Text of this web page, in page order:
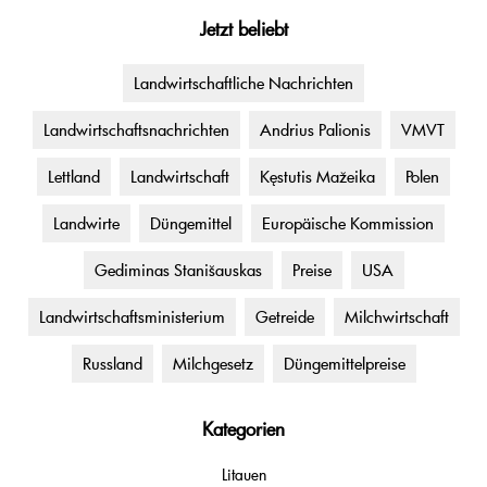
Jetzt beliebt
Landwirtschaftliche Nachrichten
Landwirtschaftsnachrichten Andrius Palionis VMVT
Lettland Landwirtschaft Kęstutis Mažeika Polen
Landwirte Düngemittel Europäische Kommission
Gediminas Stanišauskas Preise USA
Landwirtschaftsministerium Getreide Milchwirtschaft
Russland Milchgesetz Düngemittelpreise
Kategorien
Litauen